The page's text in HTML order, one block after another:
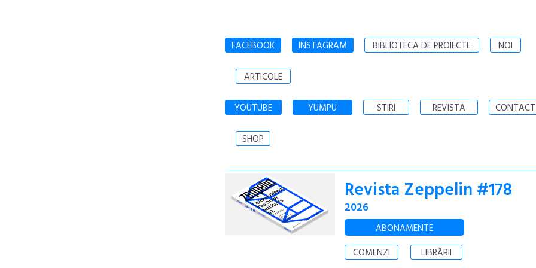
FACEBOOK INSTAGRAM BIBLIOTECA DE PROIECTE NOI
ARTICOLE
YOUTUBE YUMPU STIRI REVISTA CONTACT
SHOP
Revista Zeppelin #178
2026
ABONAMENTE
COMENZI
LIBRĂRII